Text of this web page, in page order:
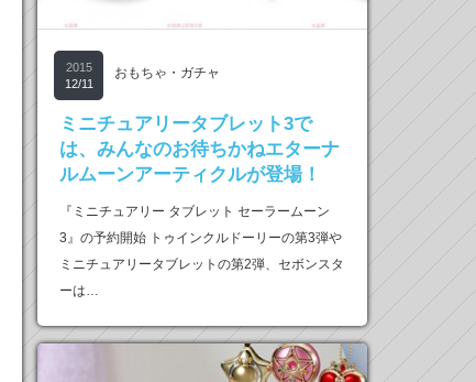
2015
12/11
おもちゃ・ガチャ
ミニチュアリータブレット3で
は、みんなのお待ちかねエターナ
ルムーンアーティクルが登場！
『ミニチュアリー タブレット セーラームーン
3』の予約開始 トゥインクルドーリーの第3弾や
ミニチュアリータブレットの第2弾、セボンスタ
ーは…